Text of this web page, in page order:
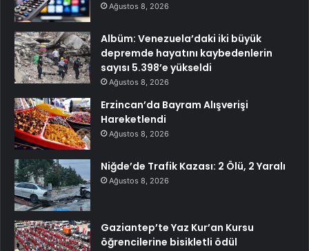
Ağustos 8, 2026
Albüm: Venezuela’daki iki büyük
depremde hayatını kaybedenlerin
sayısı 5.398’e yükseldi
Ağustos 8, 2026
Erzincan’da Bayram Alışverişi
Hareketlendi
Ağustos 8, 2026
Niğde’de Trafik Kazası: 2 Ölü, 2 Yaralı
Ağustos 8, 2026
Gaziantep’te Yaz Kur’an Kursu
öğrencilerine bisikletli ödül